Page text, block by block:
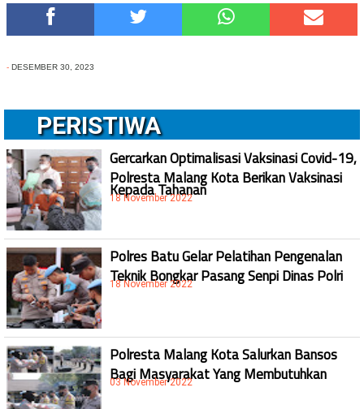
- DESEMBER 30, 2023
PERISTIWA
Gercarkan Optimalisasi Vaksinasi Covid-19,
Polresta Malang Kota Berikan Vaksinasi
Kepada Tahanan
18 November 2022
Polres Batu Gelar Pelatihan Pengenalan
Teknik Bongkar Pasang Senpi Dinas Polri
18 November 2022
Polresta Malang Kota Salurkan Bansos
Bagi Masyarakat Yang Membutuhkan
03 November 2022